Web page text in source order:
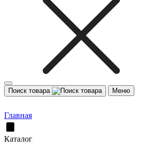
Поиск товара Меню
Главная
Каталог